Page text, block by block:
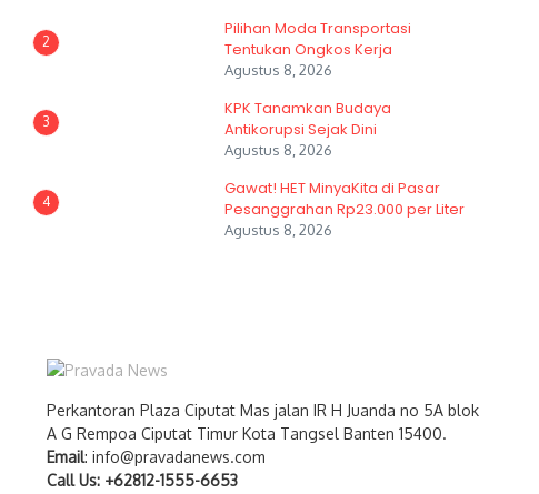
2
Pilihan Moda Transportasi
Tentukan Ongkos Kerja
Agustus 8, 2026
3
KPK Tanamkan Budaya
Antikorupsi Sejak Dini
Agustus 8, 2026
4
Gawat! HET MinyaKita di Pasar
Pesanggrahan Rp23.000 per Liter
Agustus 8, 2026
Perkantoran Plaza Ciputat Mas jalan IR H Juanda no 5A blok
A G Rempoa Ciputat Timur Kota Tangsel Banten 15400.
Email: info@pravadanews.com
Call Us: +62812-1555-6653